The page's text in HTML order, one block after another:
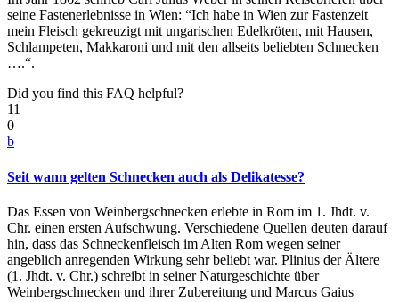
seine Fastenerlebnisse in Wien: “Ich habe in Wien zur Fastenzeit
mein Fleisch gekreuzigt mit ungarischen Edelkröten, mit Hausen,
Schlampeten, Makkaroni und mit den allseits beliebten Schnecken
….“.
Did you find this FAQ helpful?
11
0
b
Seit wann gelten Schnecken auch als Delikatesse?
Das Essen von Weinbergschnecken erlebte in Rom im 1. Jhdt. v.
Chr. einen ersten Aufschwung. Verschiedene Quellen deuten darauf
hin, dass das Schneckenfleisch im Alten Rom wegen seiner
angeblich anregenden Wirkung sehr beliebt war. Plinius der Ältere
(1. Jhdt. v. Chr.) schreibt in seiner Naturgeschichte über
Weinbergschnecken und ihrer Zubereitung und Marcus Gaius